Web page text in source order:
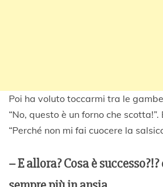
Poi ha voluto toccarmi tra le
“No, questo è un forno che
“Perché non mi fai cuocere la
– E allora? Cosa è